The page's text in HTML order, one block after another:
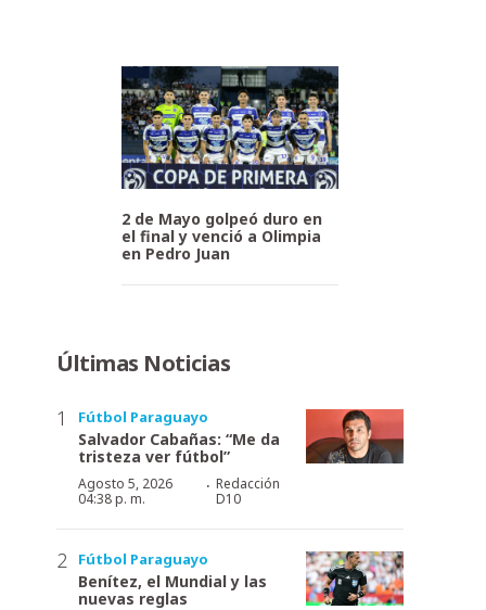
2 de Mayo golpeó duro en
el final y venció a Olimpia
en Pedro Juan
Últimas Noticias
Fútbol Paraguayo
Salvador Cabañas: “Me da
tristeza ver fútbol”
Agosto 5, 2026
04:38 p. m.
· Redacción
D10
Fútbol Paraguayo
Benítez, el Mundial y las
nuevas reglas